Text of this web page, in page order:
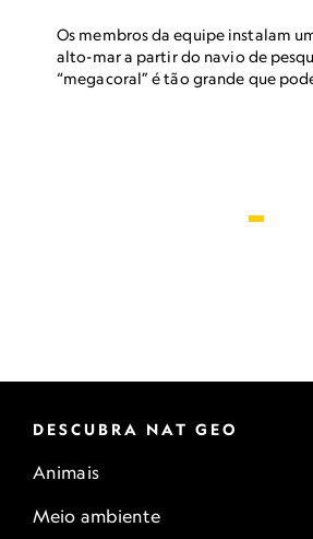
Os membros da equipe instalam
alto-mar a partir do navio de
“megacoral” é tão grande que
DESCUBRA NAT GEO
Animais
Meio ambiente